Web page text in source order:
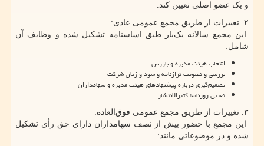
و یک عضو اصلی تعیین کند.
۲. تغییرات از طریق مجمع عمومی عادی:
این مجمع سالانه یک‌بار طبق اساسنامه تشکیل شده و وظایف آن
شامل:
انتخاب هیئت مدیره و بازرس
بررسی و تصویب ترازنامه و سود و زیان شرکت
تصمیم‌گیری درباره پیشنهادهای هیئت مدیره و سهامداران
تعیین روزنامه کثیرالانتشار
۳. تغییرات از طریق مجمع عمومی فوق‌العاده:
این مجمع با حضور بیش از نصف سهامداران دارای حق رأی تشکیل
شده و در موضوعاتی مانند: